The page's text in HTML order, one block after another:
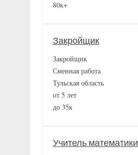
80к+
Закройщик
Закройщик
Сменная работа
Тульская область
от 5 лет
до 35к
Учитель математики